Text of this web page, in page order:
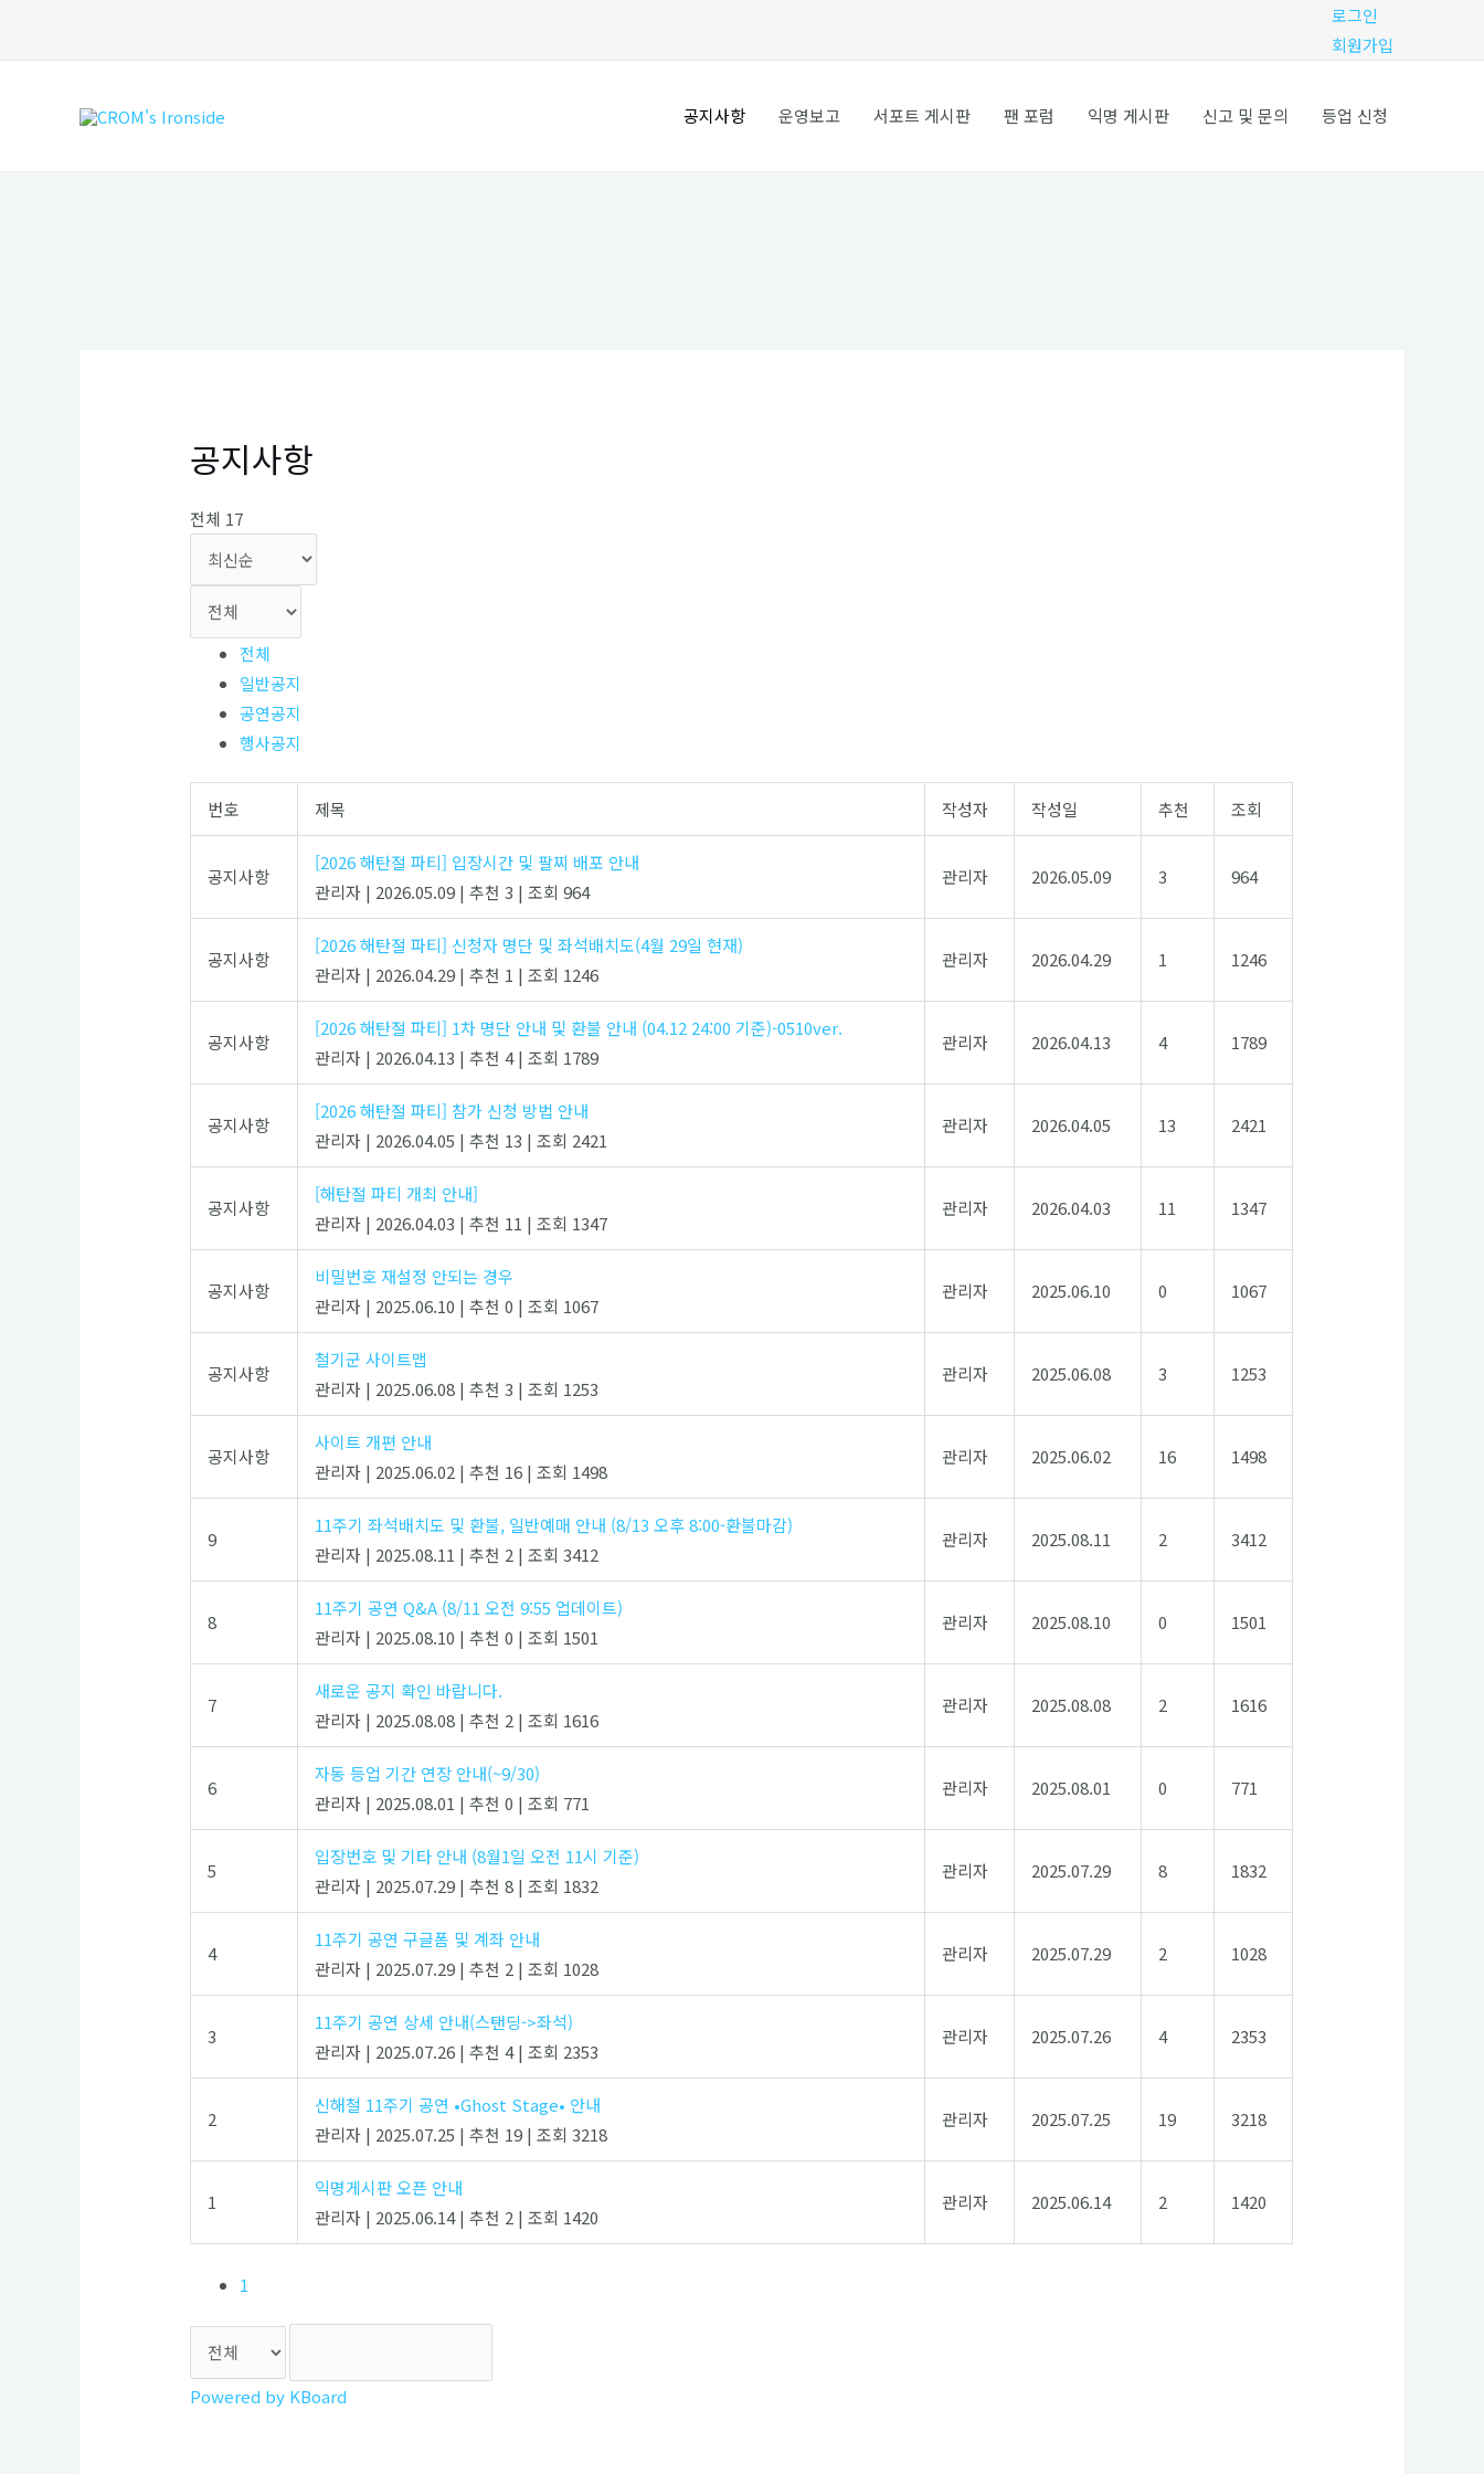
로그인
회원가입
공지사항 운영보고 서포트 게시판 팬 포럼 익명 게시판 신고 및 문의 등업 신청
공지사항
전체 17
전체
일반공지
공연공지
행사공지
번호 제목 작성자 작성일 추천 조회
공지사항
[2026 해탄절 파티] 입장시간 및 팔찌 배포 안내
관리자 | 2026.05.09 | 추천 3 | 조회 964
관리자 2026.05.09 3 964
공지사항
[2026 해탄절 파티] 신청자 명단 및 좌석배치도(4월 29일 현재)
관리자 | 2026.04.29 | 추천 1 | 조회 1246
관리자 2026.04.29 1 1246
공지사항
[2026 해탄절 파티] 1차 명단 안내 및 환불 안내 (04.12 24:00 기준)-0510ver.
관리자 | 2026.04.13 | 추천 4 | 조회 1789
관리자 2026.04.13 4 1789
공지사항
[2026 해탄절 파티] 참가 신청 방법 안내
관리자 | 2026.04.05 | 추천 13 | 조회 2421
관리자 2026.04.05 13 2421
공지사항
[해탄절 파티 개최 안내]
관리자 | 2026.04.03 | 추천 11 | 조회 1347
관리자 2026.04.03 11 1347
공지사항
비밀번호 재설정 안되는 경우
관리자 | 2025.06.10 | 추천 0 | 조회 1067
관리자 2025.06.10 0 1067
공지사항
철기군 사이트맵
관리자 | 2025.06.08 | 추천 3 | 조회 1253
관리자 2025.06.08 3 1253
공지사항
사이트 개편 안내
관리자 | 2025.06.02 | 추천 16 | 조회 1498
관리자 2025.06.02 16 1498
9
11주기 좌석배치도 및 환불, 일반예매 안내 (8/13 오후 8:00-환불마감)
관리자 | 2025.08.11 | 추천 2 | 조회 3412
관리자 2025.08.11 2 3412
8
11주기 공연 Q&A (8/11 오전 9:55 업데이트)
관리자 | 2025.08.10 | 추천 0 | 조회 1501
관리자 2025.08.10 0 1501
7
새로운 공지 확인 바랍니다.
관리자 | 2025.08.08 | 추천 2 | 조회 1616
관리자 2025.08.08 2 1616
6
자동 등업 기간 연장 안내(~9/30)
관리자 | 2025.08.01 | 추천 0 | 조회 771
관리자 2025.08.01 0 771
5
입장번호 및 기타 안내 (8월1일 오전 11시 기준)
관리자 | 2025.07.29 | 추천 8 | 조회 1832
관리자 2025.07.29 8 1832
4
11주기 공연 구글폼 및 계좌 안내
관리자 | 2025.07.29 | 추천 2 | 조회 1028
관리자 2025.07.29 2 1028
3
11주기 공연 상세 안내(스탠딩->좌석)
관리자 | 2025.07.26 | 추천 4 | 조회 2353
관리자 2025.07.26 4 2353
2
신해철 11주기 공연 •Ghost Stage• 안내
관리자 | 2025.07.25 | 추천 19 | 조회 3218
관리자 2025.07.25 19 3218
1
익명게시판 오픈 안내
관리자 | 2025.06.14 | 추천 2 | 조회 1420
관리자 2025.06.14 2 1420
1
Powered by KBoard